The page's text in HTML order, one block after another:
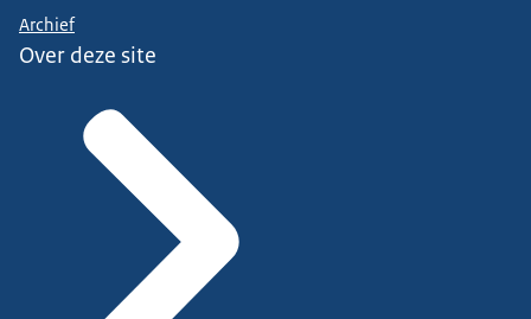
Archief
Over deze site